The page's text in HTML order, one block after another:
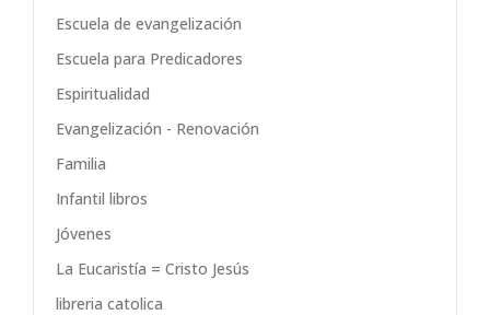
Escuela de evangelización
Escuela para Predicadores
Espiritualidad
Evangelización - Renovación
Familia
Infantil libros
Jóvenes
La Eucaristía = Cristo Jesús
libreria catolica